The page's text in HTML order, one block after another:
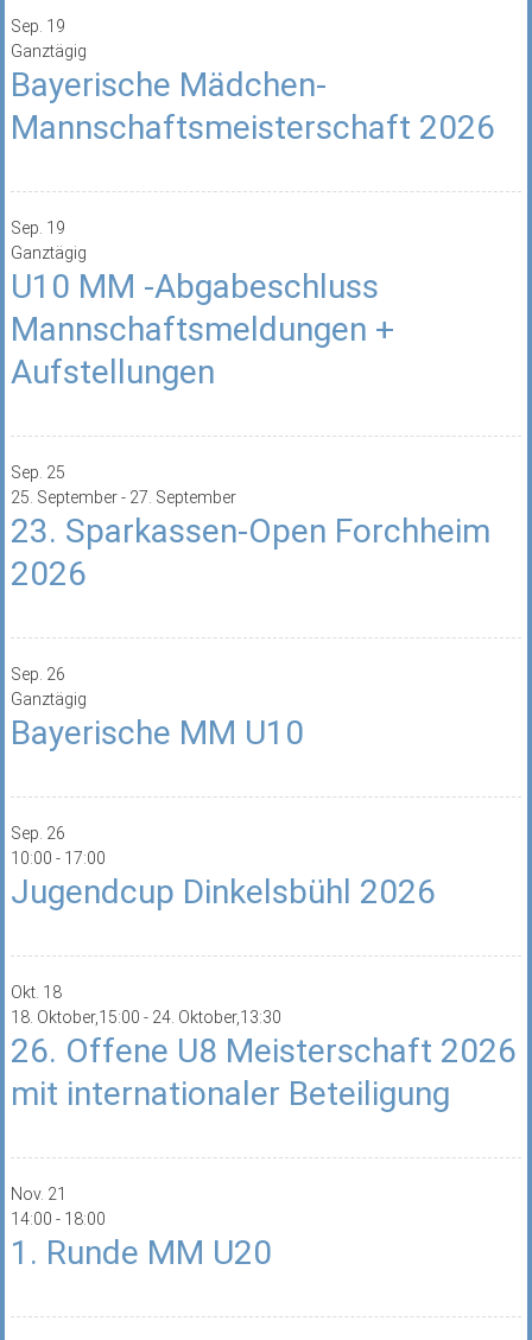
Sep. 19
Ganztägig
Bayerische Mädchen-
Mannschaftsmeisterschaft 2026
Sep. 19
Ganztägig
U10 MM -Abgabeschluss
Mannschaftsmeldungen +
Aufstellungen
Sep. 25
25. September- 27. September
23. Sparkassen-Open Forchheim
2026
Sep. 26
Ganztägig
Bayerische MM U10
Sep. 26
10:00 - 17:00
Jugendcup Dinkelsbühl 2026
Okt. 18
18. Oktober,15:00 - 24. Oktober,13:30
26. Offene U8 Meisterschaft 2026
mit internationaler Beteiligung
Nov. 21
14:00 - 18:00
1. Runde MM U20